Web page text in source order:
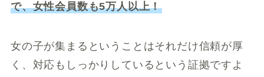
で、女性会員数も5万人以上！
女の子が集まるということはそれだけ信頼が厚
く、対応もしっかりしているという証拠ですよ